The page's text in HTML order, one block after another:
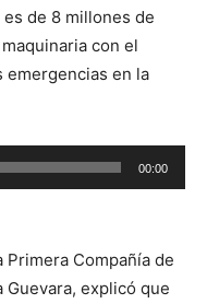
de 8 millones de
con el
emergencias en la
00:00
Primera Compañía de
explicó que